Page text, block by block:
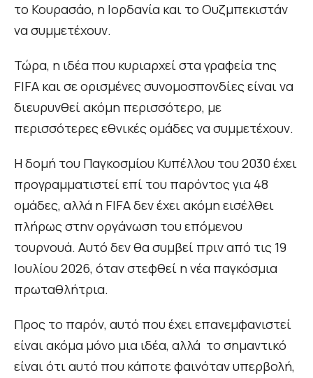
το Κουρασάο, η Ιορδανία και το Ουζμπεκιστάν
να συμμετέχουν.
Τώρα, η ιδέα που κυριαρχεί στα γραφεία της
FIFA και σε ορισμένες συνομοσπονδίες είναι να
διευρυνθεί ακόμη περισσότερο, με
περισσότερες εθνικές ομάδες να συμμετέχουν.
Η δομή του Παγκοσμίου Κυπέλλου του 2030 έχει
προγραμματιστεί επί του παρόντος για 48
ομάδες, αλλά η FIFA δεν έχει ακόμη εισέλθει
πλήρως στην οργάνωση του επόμενου
τουρνουά. Αυτό δεν θα συμβεί πριν από τις 19
Ιουλίου 2026, όταν στεφθεί η νέα παγκόσμια
πρωταθλήτρια.
Προς το παρόν, αυτό που έχει επανεμφανιστεί
είναι ακόμα μόνο μια ιδέα, αλλά το σημαντικό
είναι ότι αυτό που κάποτε φαινόταν υπερβολή,